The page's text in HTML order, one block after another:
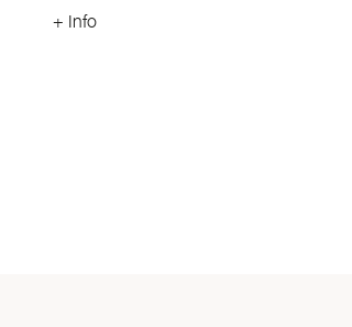
+ Info